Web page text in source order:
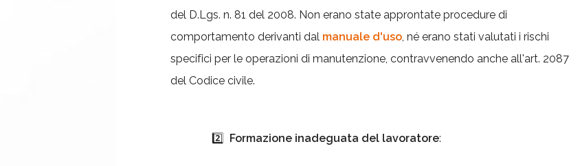
del D.Lgs. n. 81 del 2008. Non erano state approntate procedure di
comportamento derivanti dal manuale d'uso, né erano stati valutati i rischi
specifici per le operazioni di manutenzione, contravvenendo anche all'art. 2087
del Codice civile.
2️⃣ Formazione inadeguata del lavoratore: